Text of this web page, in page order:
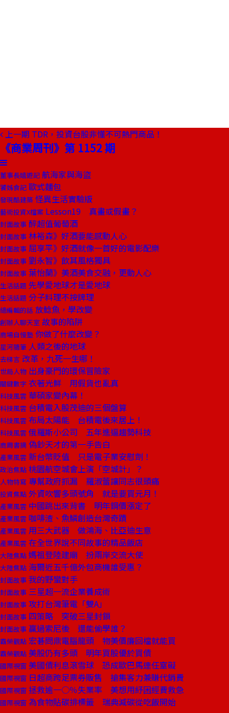
上一期 TDR，投資台股非懂不可熱門商品！
《商業周刊》第 1152 期
董事長嬉遊記 航海家與海盜
饕姊食記 歐式麵包
發現酷建築 怪異生活實驗版
藝術投資X檔案 Lesson19 真畫或假畫？
封面故事 醉超值葡萄酒
封面故事 林裕森》好酒要能感動人心
封面故事 屈享平》好酒就像一首好的電影配樂
封面故事 劉永智》飲其風格獨具
封面故事 葉怡蘭》美酒美食交融，更動人心
生活話題 先學愛地球才是愛地球
生活話題 分子料理不按牌理
總編輯的話 放鯰魚，學改變
創辦人聊天室 故事的陷阱
商場自慢塾 你做了什麼改變？
星河隨筆 人類之後的地球
去梯言 改革，九死一生哪！
世局人物 出身豪門的環保冒險家
關鍵數字 衣著光鮮 用假貨也亂真
科技風雲 華碩家變內幕！
科技風雲 台積電入股茂迪的三個盤算
科技風雲 布局太陽能 台積電後來居上！
科技風雲 俄羅斯小公司 五年進逼趨勢科技
商周書摘 偽鈔天才的第一手告白
產業風雲 新台幣貶值 只是電子業安慰劑！
政治焦點 桃園航空城會上演「空城計」？
人物特寫 專幫政府抓漏 羅淑蕾讓同志很頭痛
投資焦點 外資吹響多頭號角 就是要買元月！
產業風雲 中國跳出來背書 明年鋼價漲定了
產業風雲 咖啡渣、魚鱗創造台灣奇蹟
產業風雲 用三大武器 做鴻海、比亞迪生意
產業風雲 在全世界說不同故事的精品飯店
大陸焦點 媽祖登陸建廟 扮兩岸交流大使
大陸焦點 海爾近五千億外包商機誰受惠？
封面故事 我的野蠻對手
封面故事 三星超一流企業養成術
封面故事 攻打台灣筆電「雙A」
封面故事 四策略 突破三星封鎖
封面故事 贏過索尼後 還能偷學誰？
霸榮觀點 宏碁問鼎電腦龍頭 物美價廉回檔就能買
霸榮觀點 美股仍有多頭 明年買股優於買債
國際視窗 美國債利息滾雪球 恐成歐巴馬連任窒礙
國際視窗 日超商跨足票券販售 搶集客力兼賺代銷費
國際視窗 拯救逾一○％失業率 美想用紓困經費救急
國際視窗 為食物貼碳排標籤 瑞典減碳從吃飯開始